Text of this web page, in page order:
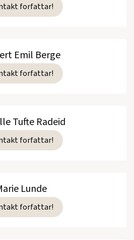
forfattar!
Emil Berge
forfattar!
Tufte Radeid
forfattar!
Lunde
forfattar!